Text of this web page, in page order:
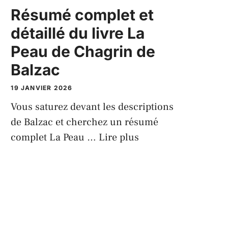
Résumé complet et
détaillé du livre La
Peau de Chagrin de
Balzac
19 JANVIER 2026
Vous saturez devant les descriptions
de Balzac et cherchez un résumé
complet La Peau … Lire plus